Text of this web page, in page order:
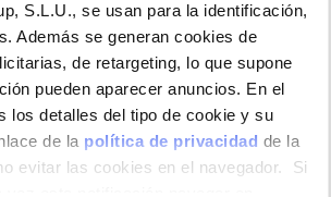
S.L.U., se usan para la identificación,
Además se generan cookies de
de retargeting, lo que supone
pueden aparecer anuncios. En el
los detalles del tipo de cookie y su
de la política de privacidad de la
evitar las cookies en el navegador. Si
la frambuesa se integra
vinagre balsámico de Módena
crema suave, aromática y golosa.